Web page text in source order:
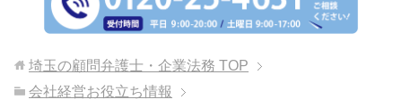
埼玉の顧問弁護士・企業法務 TOP
会社経営お役立ち情報